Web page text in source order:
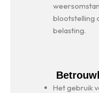
blootstelling
belasting.
Het gebruik